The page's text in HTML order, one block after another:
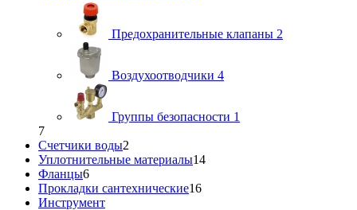
Предохранительные клапаны 2
Воздухоотводчики 4
Группы безопасности 1
7
Счетчики воды2
Уплотнительные материалы14
Фланцы6
Прокладки сантехнические16
Инструмент